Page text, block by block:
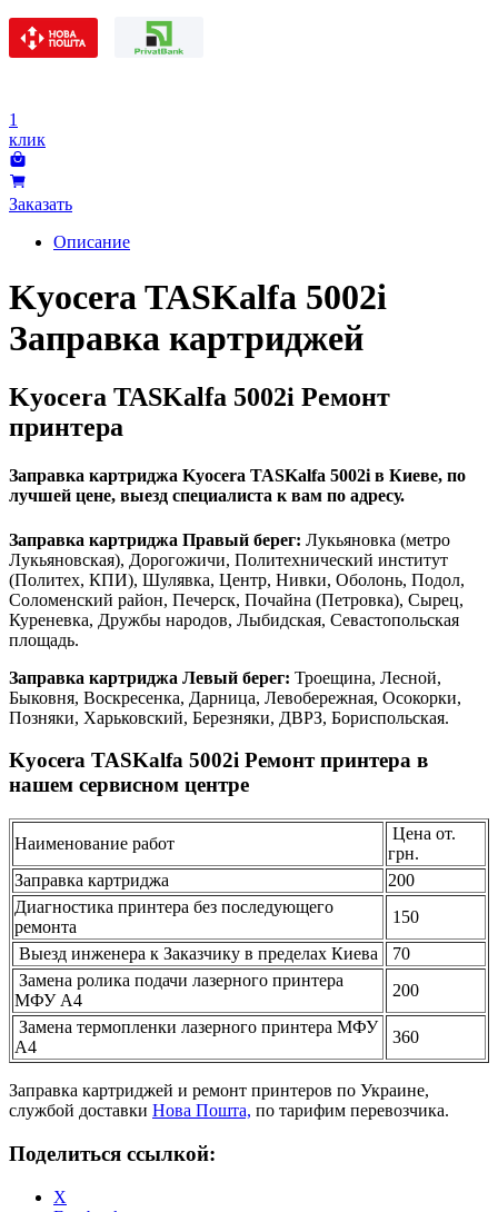
1
клик
Заказать
Описание
Kyocera TASKalfa 5002i
Заправка картриджей
Kyocera TASKalfa 5002i Ремонт
принтера
Заправка картриджа Kyocera TASKalfa 5002i в Киеве, по
лучшей цене, выезд специалиста к вам по адресу.
Заправка картриджа Правый берег: Лукьяновка (метро
Лукьяновская), Дорогожичи, Политехнический институт
(Политех, КПИ), Шулявка, Центр, Нивки, Оболонь, Подол,
Соломенский район, Печерск, Почайна (Петровка), Сырец,
Куреневка, Дружбы народов, Лыбидская, Севастопольская
площадь.
Заправка картриджа Левый берег: Троещина, Лесной,
Быковня, Воскресенка, Дарница, Левобережная, Осокорки,
Позняки, Харьковский, Березняки, ДВРЗ, Бориспольская.
Kyocera TASKalfa 5002i Ремонт принтера в
нашем сервисном центре
Наименование работ
Цена от.
грн.
Заправка картриджа
200
Диагностика принтера без последующего
ремонта
150
Выезд инженера к Заказчику в пределах Киева
70
Замена ролика подачи лазерного принтера
МФУ А4
200
Замена термопленки лазерного принтера МФУ
А4
360
Заправка картриджей и ремонт принтеров по Украине,
службой доставки Нова Пошта, по тарифим перевозчика.
Поделиться ссылкой:
X